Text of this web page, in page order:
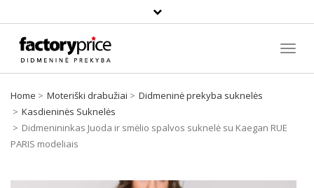
Paieška
Home Moteriški drabužiai
Didmeninė prekyba suknelės
Kasdieninės Suknelės
Didmenininkas Juoda ir smėlio spalvos suknelė su Kaegan RUE
PARIS modeliais